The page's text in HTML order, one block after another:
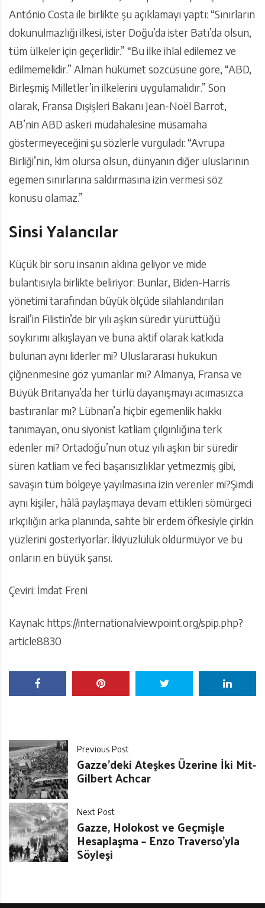
António Costa ile birlikte şu açıklamayı yaptı: “Sınırların
dokunulmazlığı ilkesi, ister Doğu’da ister Batı’da olsun,
tüm ülkeler için geçerlidir.” “Bu ilke ihlal edilemez ve
edilmemelidir.” Alman hükümet sözcüsüne göre, “ABD,
Birleşmiş Milletler’in ilkelerini uygulamalıdır.” Son
olarak, Fransa Dışişleri Bakanı Jean-Noël Barrot,
AB’nin ABD askeri müdahalesine müsamaha
göstermeyeceğini şu sözlerle vurguladı: “Avrupa
Birliği’nin, kim olursa olsun, dünyanın diğer uluslarının
egemen sınırlarına saldırmasına izin vermesi söz
konusu olamaz.”
Sinsi Yalancılar
Küçük bir soru insanın aklına geliyor ve mide
bulantısıyla birlikte beliriyor: Bunlar, Biden-Harris
yönetimi tarafından büyük ölçüde silahlandırılan
İsrail’in Filistin’de bir yılı aşkın süredir yürüttüğü
soykırımı alkışlayan ve buna aktif olarak katkıda
bulunan aynı liderler mi? Uluslararası hukukun
çiğnenmesine göz yumanlar mı? Almanya, Fransa ve
Büyük Britanya’da her türlü dayanışmayı acımasızca
bastıranlar mı? Lübnan’a hiçbir egemenlik hakkı
tanımayan, onu siyonist katliam çılgınlığına terk
edenler mi? Ortadoğu’nun otuz yılı aşkın bir süredir
süren katliam ve feci başarısızlıklar yetmezmiş gibi,
savaşın tüm bölgeye yayılmasına izin verenler mi?Şimdi
aynı kişiler, hâlâ paylaşmaya devam ettikleri sömürgeci
ırkçılığın arka planında, sahte bir erdem öfkesiyle çirkin
yüzlerini gösteriyorlar. İkiyüzlülük öldürmüyor ve bu
onların en büyük şansı.
Çeviri: İmdat Freni
Kaynak: https://internationalviewpoint.org/spip.php?
article8830
Previous Post
Gazze’deki Ateşkes Üzerine İki Mit-
Gilbert Achcar
Next Post
Gazze, Holokost ve Geçmişle
Hesaplaşma – Enzo Traverso’yla
Söyleşi